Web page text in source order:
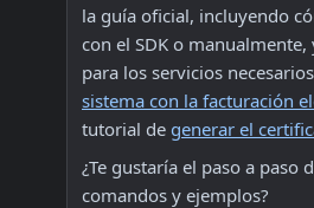
la guía oficial, incluyendo
con el SDK o
para los servicios
sistema con la facturación
tutorial de generar el
¿Te gustaría el paso a paso
comandos y ejemplos?